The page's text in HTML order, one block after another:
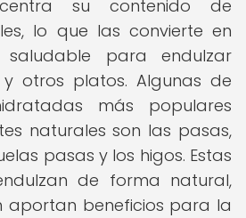
su contenido de
lo que las convierte en
para endulzar
otros platos. Algunas de
más populares
naturales son las pasas,
pasas y los higos. Estas
de forma natural,
aportan beneficios para la